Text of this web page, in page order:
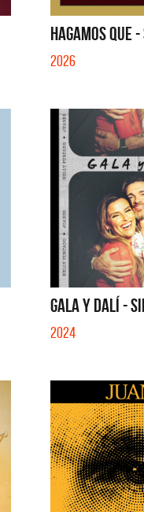
HAGAMOS QUE
2026
GALA Y DALÍ -
2024